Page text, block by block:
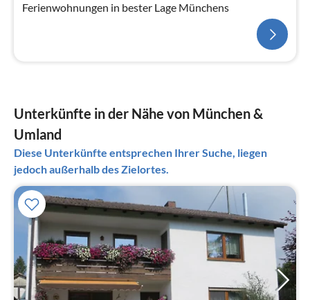
Ferienwohnungen in bester Lage Münchens
Unterkünfte in der Nähe von München &
Umland
Diese Unterkünfte entsprechen Ihrer Suche, liegen
jedoch außerhalb des Zielortes.